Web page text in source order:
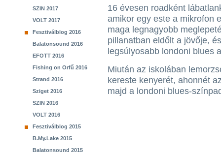
SZIN 2017
VOLT 2017
Fesztiválblog 2016
Balatonsound 2016
EFOTT 2016
Fishing on Orfű 2016
Strand 2016
Sziget 2016
SZIN 2016
VOLT 2016
Fesztiválblog 2015
B.My.Lake 2015
Balatonsound 2015
16 évesen roadként
amikor egy este a mikrofon
maga legnagyobb
pillanatban eldőlt a jövője,
legsúlyosabb londoni blues
Miután az iskolában
kereste kenyerét, ahonnét
majd a londoni blues-